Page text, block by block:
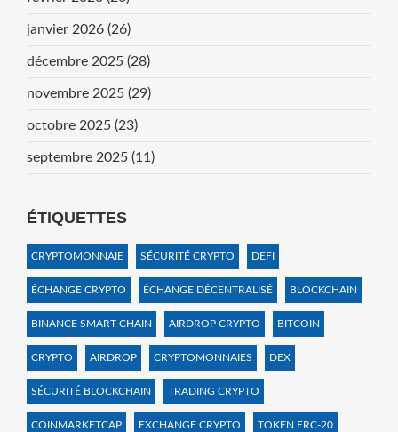
janvier 2026 (26)
décembre 2025 (28)
novembre 2025 (29)
octobre 2025 (23)
septembre 2025 (11)
ÉTIQUETTES
CRYPTOMONNAIE SÉCURITÉ CRYPTO DEFI
ÉCHANGE CRYPTO ÉCHANGE DÉCENTRALISÉ BLOCKCHAIN
BINANCE SMART CHAIN AIRDROP CRYPTO BITCOIN
CRYPTO AIRDROP CRYPTOMONNAIES DEX
SÉCURITÉ BLOCKCHAIN TRADING CRYPTO
COINMARKETCAP EXCHANGE CRYPTO TOKEN ERC-20